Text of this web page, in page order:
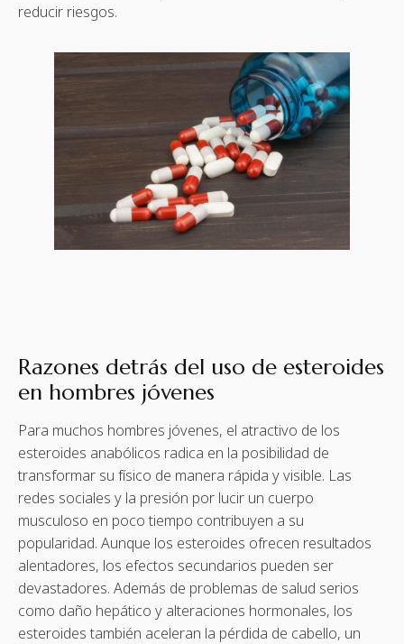
reducir riesgos.
Razones detrás del uso de esteroides
en hombres jóvenes
Para muchos hombres jóvenes, el atractivo de los
esteroides anabólicos radica en la posibilidad de
transformar su físico de manera rápida y visible. Las
redes sociales y la presión por lucir un cuerpo
musculoso en poco tiempo contribuyen a su
popularidad. Aunque los esteroides ofrecen resultados
alentadores, los efectos secundarios pueden ser
devastadores. Además de problemas de salud serios
como daño hepático y alteraciones hormonales, los
esteroides también aceleran la pérdida de cabello, un